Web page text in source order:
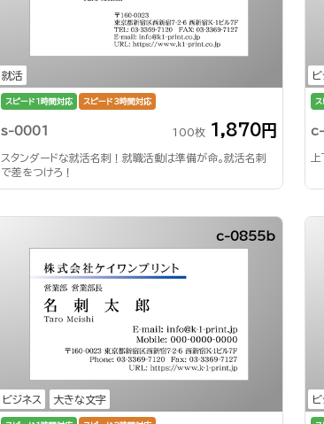
就活
スピード1時間対応 スピード3時間対応
s-0001 100枚 1,870円
スタンダードな就活名刺！就職活動は準備が命。就活名刺
で差をつけろ！
ビ
ビジネス 大きな文字
c-0855b
ビ